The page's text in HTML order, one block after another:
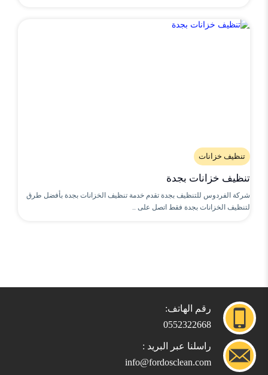
تنظيف خزانات
تنظيف خزانات بجدة
شركة الفردوس للتنظيف بجدة تقدم خدمة تنظيف الخزانات بجدة بأفضل طرق
لتنظيف الخزانات بجدة فقط اتصل على ..
رقم الهاتف:
0552322668
راسلنا عبر البريد :
info@fordosclean.com